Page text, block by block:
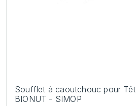
Soufflet à caoutchouc pour
BIONUT - SIMOP